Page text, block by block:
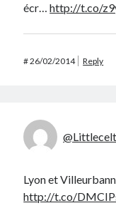
écr…http://t.co/
#26/02/2014 Reply
@Littlecelt
Lyon et
http://t.co/